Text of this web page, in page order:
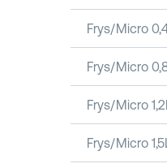
Frys/Micro
Frys/Micro
Frys/Micro
Frys/Micro